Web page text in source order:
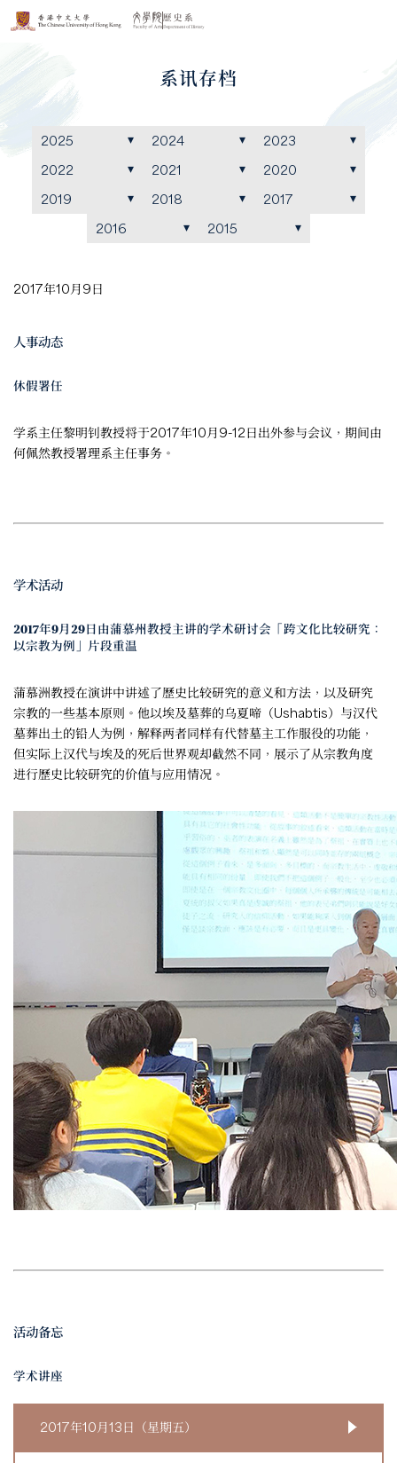
系讯存档
2025 2024
2023
2022
2021
2020
2019
2018
2017
2016
2015
2017年10月9日
人事动态
休假署任
学系主任黎明钊教授将于2017年10月9-12日出外参与会议，期间由
何佩然教授署理系主任事务。
学术活动
2017年9月29日由蒲慕州教授主讲的学术研讨会「跨文化比较研究：
以宗教为例」片段重温
蒲慕洲教授在演讲中讲述了歷史比较研究的意义和方法，以及研究
宗教的一些基本原则。他以埃及墓葬的乌夏啼（Ushabtis）与汉代
墓葬出土的铅人为例，解释两者同样有代替墓主工作服役的功能，
但实际上汉代与埃及的死后世界观却截然不同，展示了从宗教角度
进行歷史比较研究的价值与应用情况。
活动备忘
学术讲座
2017年10月13日（星期五）